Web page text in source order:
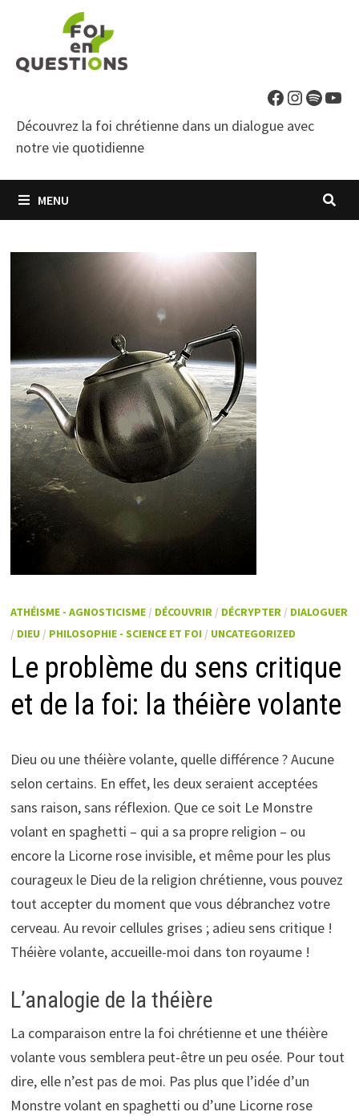
contenu
Facebook
Découvrez la foi chrétienne dans un dialogue avec
notre vie quotidienne
MENU
ATHÉISME - AGNOSTICISME / DÉCOUVRIR / DÉCRYPTER / DIALOGUER
/ DIEU / PHILOSOPHIE - SCIENCE ET FOI / UNCATEGORIZED
Le problème du sens critique
et de la foi: la théière volante
Dieu ou une théière volante, quelle différence ? Aucune
selon certains. En effet, les deux seraient acceptées
sans raison, sans réflexion. Que ce soit Le Monstre
volant en spaghetti – qui a sa propre religion – ou
encore la Licorne rose invisible, et même pour les plus
courageux le Dieu de la religion chrétienne, vous pouvez
tout accepter du moment que vous débranchez votre
cerveau. Au revoir cellules grises ; adieu sens critique !
Théière volante, accueille-moi dans ton royaume !
L’analogie de la théière
La comparaison entre la foi chrétienne et une théière
volante vous semblera peut-être un peu osée. Pour tout
dire, elle n’est pas de moi. Pas plus que l’idée d’un
Monstre volant en spaghetti ou d’une Licorne rose